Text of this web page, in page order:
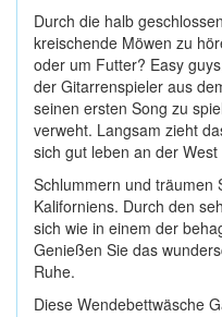
Durch die halb
kreischende Möwen zu
oder um Futter? Easy
der Gitarrenspieler aus
seinen ersten Song zu
verweht. Langsam zieht
sich gut leben an der West
Schlummern und träumen
Kaliforniens. Durch den
sich wie in einem der
Genießen Sie das
Ruhe.
Diese Wendebettwäsche